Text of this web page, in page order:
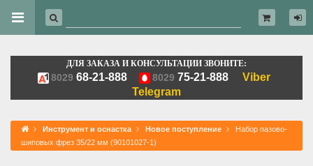
ДЛЯ ЗАКАЗА И КОНСУЛЬТАЦИИ ЗВОНИТЕ:
8029 68-21-888 8029 75-21-888
Viber
Telegram
Инструмент и оснастка Новое поступление
Набор пазово-
шиповых фрез 35/22 мм (90101027-1)